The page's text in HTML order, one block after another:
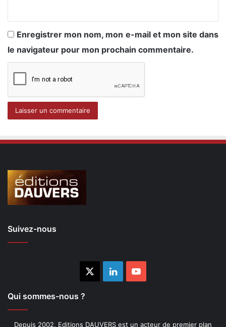
Enregistrer mon nom, mon e-mail et mon site dans
le navigateur pour mon prochain commentaire.
Suivez-nous
LinkedinYouTube
Qui sommes-nous ?
Depuis 2002, Editions DAUVERS est un acteur de premier plan